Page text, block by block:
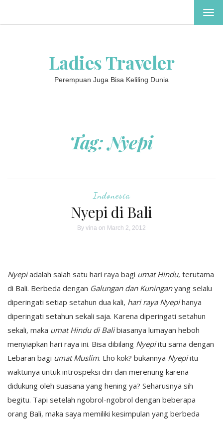
Ladies Traveler
Perempuan Juga Bisa Keliling Dunia
Tag:Nyepi
Indonesia
Nyepi di Bali
By vina on March 2, 2012
Nyepiadalah salah satu hari raya bagi umat Hindu, terutama
di Bali. Berbeda dengan Galungan dan Kuninganyang selalu
diperingati setiap setahun dua kali, hari raya Nyepihanya
diperingati setahun sekali saja. Karena diperingati setahun
sekali, maka umat Hindu di Balibiasanya lumayan heboh
menyiapkan hari raya ini. Bisa dibilang Nyepiitu sama dengan
Lebaran bagi umat Muslim. Lho kok? bukannya Nyepiitu
waktunya untuk introspeksi diri dan merenung karena
didukung oleh suasana yang hening ya? Seharusnya sih
begitu. Tapi setelah ngobrol-ngobrol dengan beberapa
orang Bali, maka saya memiliki kesimpulan yang berbeda